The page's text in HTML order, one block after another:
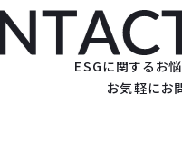
ESGに関するお
お気軽にお